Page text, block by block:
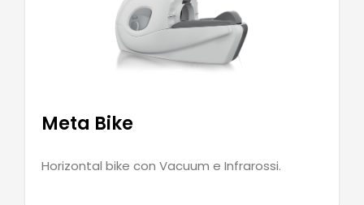
Meta Bike
Horizontal bike con Vacuum e Infrarossi.